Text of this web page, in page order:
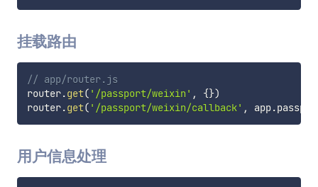
挂载路由
// app/router.js
router.get( '/passport/weixin' , {})
router.get( '/passport/weixin/callback' , app.
用户信息处理